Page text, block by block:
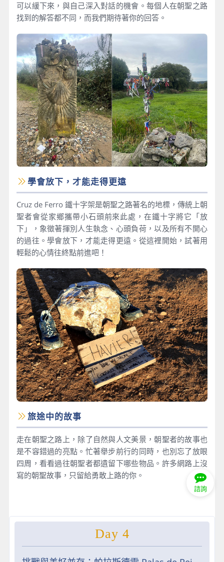
可以緩下來，與自己深入對話的機會。每個人在朝聖之路
找到的解答都不同，而我們期待著你的回答。
學會放下，才能走得更遠
Cruz de Ferro 鐵十字架是朝聖之路著名的地標，傳統上朝
聖者會從家鄉攜帶小石頭前來此處，在鐵十字將它「放
下」，象徵著揮別人生執念、心頭負荷，以及所有不開心
的過往。學會放下，才能走得更遠。從這裡開始，試著用
輕鬆的心情往終點前進吧！
旅途中的故事
走在朝聖之路上，除了自然與人文美景，朝聖者的故事也
是不容錯過的亮點。忙著舉步前行的同時，也別忘了放眼
四周，看看過往朝聖者都遺留下哪些物品。許多網路上沒
寫的朝聖故事，只留給勇敢上路的你。
Day 4
諮詢